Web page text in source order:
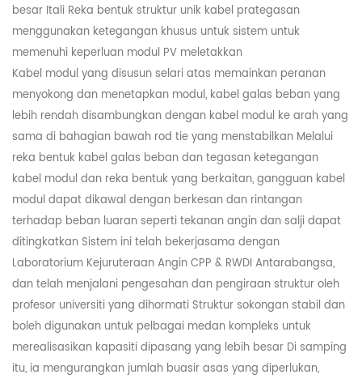
besar Itali Reka bentuk struktur unik kabel prategasan
menggunakan ketegangan khusus untuk sistem untuk
memenuhi keperluan modul PV meletakkan
Kabel modul yang disusun selari atas memainkan peranan
menyokong dan menetapkan modul, kabel galas beban yang
lebih rendah disambungkan dengan kabel modul ke arah yang
sama di bahagian bawah rod tie yang menstabilkan Melalui
reka bentuk kabel galas beban dan tegasan ketegangan
kabel modul dan reka bentuk yang berkaitan, gangguan kabel
modul dapat dikawal dengan berkesan dan rintangan
terhadap beban luaran seperti tekanan angin dan salji dapat
ditingkatkan Sistem ini telah bekerjasama dengan
Laboratorium Kejuruteraan Angin CPP & RWDI Antarabangsa,
dan telah menjalani pengesahan dan pengiraan struktur oleh
profesor universiti yang dihormati Struktur sokongan stabil dan
boleh digunakan untuk pelbagai medan kompleks untuk
merealisasikan kapasiti dipasang yang lebih besar Di samping
itu, ia mengurangkan jumlah buasir asas yang diperlukan,